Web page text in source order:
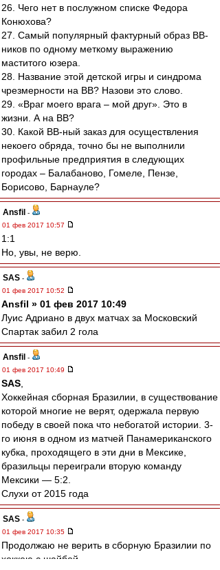
26. Чего нет в послужном списке Федора
Конюхова?
27. Самый популярный фактурный образ ВВ-
ников по одному меткому выражению
маститого юзера.
28. Название этой детской игры и синдрома
чрезмерности на ВВ? Назови это слово.
29. «Враг моего врага – мой друг». Это в
жизни. А на ВВ?
30. Какой ВВ-ный заказ для осуществления
некоего обряда, точно бы не выполнили
профильные предприятия в следующих
городах – Балабаново, Гомеле, Пензе,
Борисово, Барнауле?
Ansfil -
01 фев 2017 10:57
1:1
Но, увы, не верю.
SAS -
01 фев 2017 10:52
Ansfil » 01 фев 2017 10:49
Луис Адриано в двух матчах за Московский
Спартак забил 2 гола
Ansfil -
01 фев 2017 10:49
SAS
Хоккейная сборная Бразилии, в существование
которой многие не верят, одержала первую
победу в своей пока что небогатой истории. 3-
го июня в одном из матчей Панамериканского
кубка, проходящего в эти дни в Мексике,
бразильцы переиграли вторую команду
Мексики — 5:2.
Слухи от 2015 года
SAS -
01 фев 2017 10:35
Продолжаю не верить в сборную Бразилии по
хоккею с шайбой